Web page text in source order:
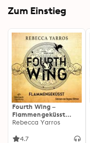
Zum Einstieg
Fourth Wing –
Flammengeküsst
(Flammengeküsst-
Rebecca Yarros
4.7